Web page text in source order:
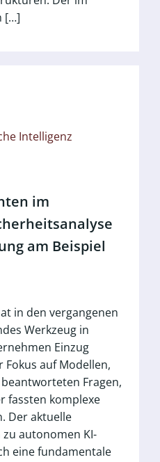
[…]
Intelligenz
im
am Beispiel
in den vergangenen
Werkzeug in
Einzug
Fokus auf Modellen,
Fragen,
fassten komplexe
Der aktuelle
autonomen KI-
eine fundamentale